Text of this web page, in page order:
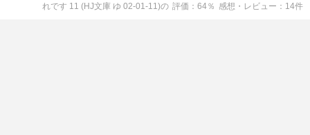
れです 11 (HJ文庫 ゆ 02-01-11)の 評価 64％ 感想・レビュー 14件